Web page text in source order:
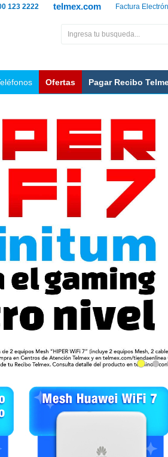
Factura
telmex.com
123 2222
Ofertas Pagar Recibo